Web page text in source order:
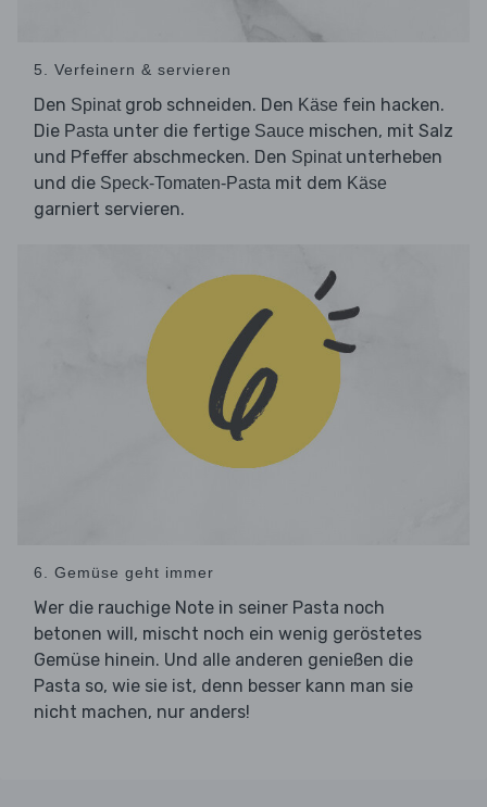
5. Verfeinern & servieren
Den Spinatgrob schneiden. Den Käse fein hacken.
Die Pasta unter die fertige Sauce mischen, mit Salz
und Pfeffer abschmecken. Den Spinatunterheben
und die Speck-Tomaten-Pasta mit dem Käse
garniert servieren.
6. Gemüse geht immer
Wer die rauchige Note in seiner Pasta noch
betonen will, mischt noch ein wenig geröstetes
Gemüse hinein. Und alle anderen genießen die
Pasta so, wie sie ist, denn besser kann man sie
nicht machen, nur anders!